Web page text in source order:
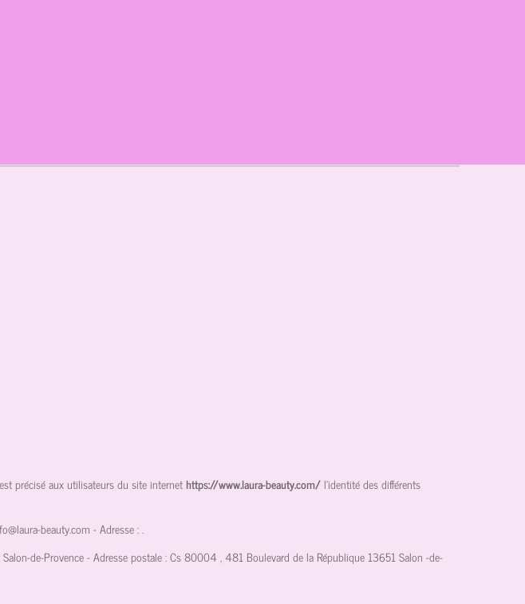
précisé aux utilisateurs du site internethttps://www.laura-beauty.com/ l'identité des différents
beauty.com - Adresse :.
Salon-de-Provence- Adresse postale :Cs 80004 , 481 Boulevard de la République 13651 Salon -de-